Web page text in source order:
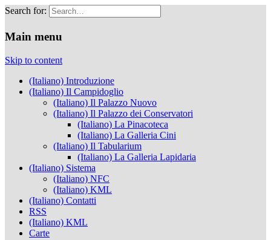
Search for:
Musei Capitolini
Main menu
Skip to content
(Italiano) Introduzione
(Italiano) Il Campidoglio
(Italiano) Il Palazzo Nuovo
(Italiano) Il Palazzo dei Conservatori
(Italiano) La Pinacoteca
(Italiano) La Galleria Cini
(Italiano) Il Tabularium
(Italiano) La Galleria Lapidaria
(Italiano) Sistema
(Italiano) NFC
(Italiano) KML
(Italiano) Contatti
RSS
(Italiano) KML
Carte